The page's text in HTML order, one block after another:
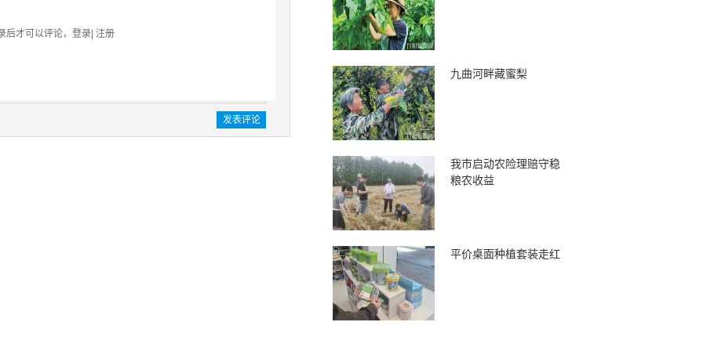
后才可以评论， 登录 注册
九曲河畔藏蜜梨
我市启动农险理赔守稳
粮农收益
平价桌面种植套装走红